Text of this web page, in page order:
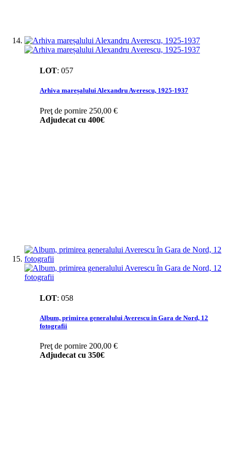
LOT: 057
Arhiva mareșalului Alexandru Averescu, 1925-1937
Preţ de pornire 250,00 €
Adjudecat cu 400€
LOT: 058
Album, primirea generalului Averescu în Gara de Nord, 12
fotografii
Preţ de pornire 200,00 €
Adjudecat cu 350€